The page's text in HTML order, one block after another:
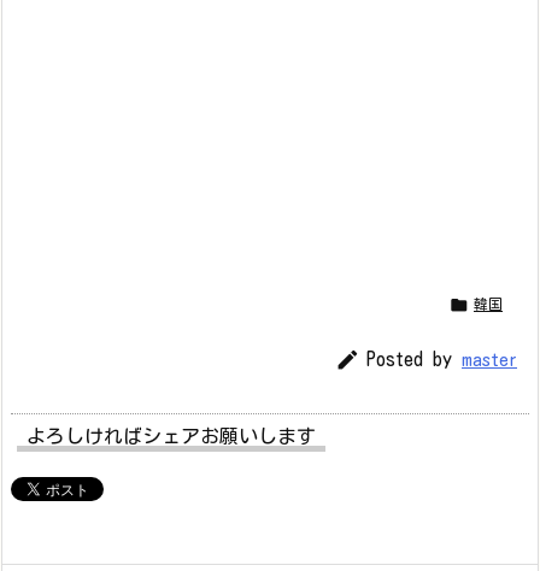
 韓国
 Posted by master
よろしければシェアお願いします